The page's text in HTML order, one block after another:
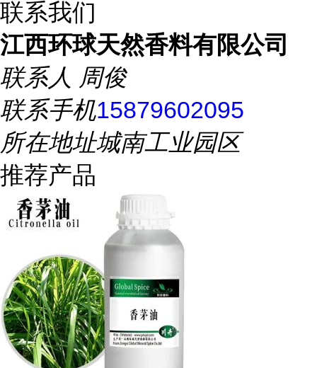
联系我们
江西环球天然香料有限公司
联系人 周俊
联系手机15879602095
所在地址城南工业园区
推荐产品